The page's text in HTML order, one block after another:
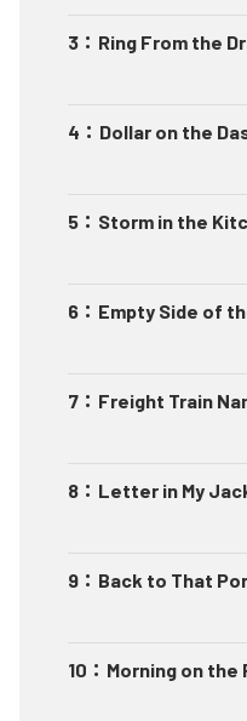
3 ： Ring From the
4 ： Dollar on the
5 ： Storm in the
6 ： Empty Side of
7 ： Freight Train
8 ： Letter in My
9 ： Back to That
10 ： Morning on the